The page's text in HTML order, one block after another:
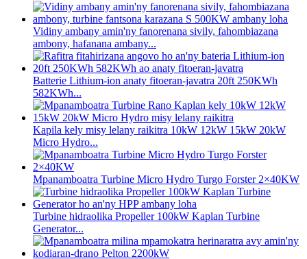
Vidiny ambany amin'ny fanorenana sivily, fahombiazana
ambony, hafanana ambany...
Batterie Lithium-ion anaty fitoeran-javatra 20ft 250KWh
582KWh...
Kapila kely misy lelany raikitra 10kW 12kW 15kW 20kW
Micro Hydro...
Mpanamboatra Turbine Micro Hydro Turgo Forster 2×40KW
Turbine hidraolika Propeller 100kW Kaplan Turbine
Generator...